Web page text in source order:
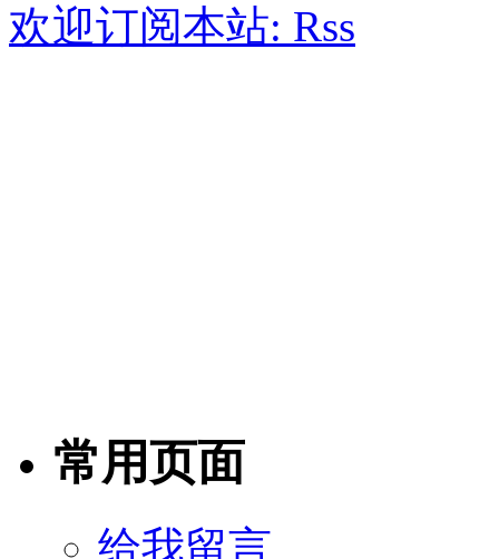
欢迎订阅本站:
常用页面
给我留言